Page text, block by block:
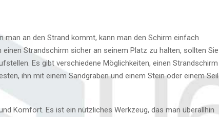
man an den Strand kommt, kann man den Schirm einfach
Strandschirm sicher an seinem Platz zu halten, sollten Sie
Es gibt verschiedene Möglichkeiten, einen Strandschirm
ihn mit einem Sandgraben und einem Stein oder einem Seil
Komfort. Es ist ein nützliches Werkzeug, das man überallhin